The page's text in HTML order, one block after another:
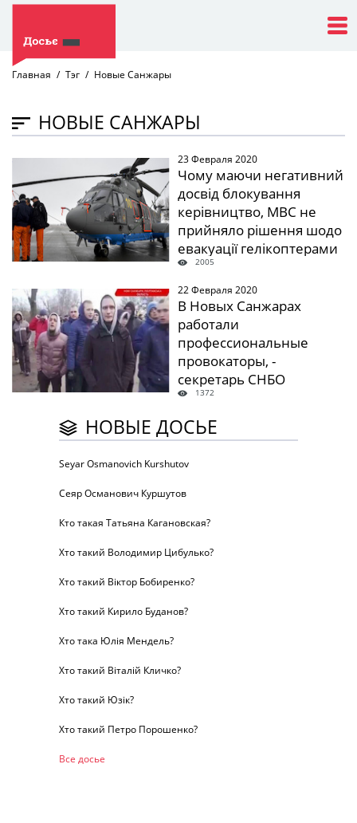
Главная Тэг Новые Санжары
НОВЫЕ САНЖАРЫ
23 Февраля 2020
Чому маючи негативний
досвід блокування
керівництво, МВС не
прийняло рішення шодо
евакуації гелікоптерами
у Нові Санжари?
2005
" /> 22 Февраля 2020
В Новых Санжарах
работали
профессиональные
провокаторы, -
секретарь СНБО
1372
НОВЫЕ ДОСЬЕ
Seyar Osmanovich Kurshutov
Сеяр Османович Куршутов
Кто такая Татьяна Кагановская?
Хто такий Володимир Цибулько?
Хто такий Віктор Бобиренко?
Хто такий Кирило Буданов?
Хто така Юлія Мендель?
Хто такий Віталій Кличко?
Хто такий Юзік?
Хто такий Петро Порошенко?
Все досье